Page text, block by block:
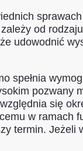
od
udowodnić
spełnia
pozwany
się
w ramach
termin. Jeżeli